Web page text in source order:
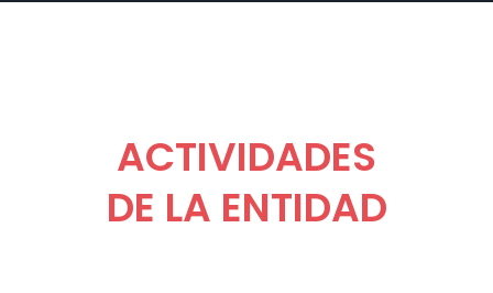
ACTIVIDADES
DE LA ENTIDAD